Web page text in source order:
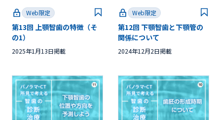
Web限定
第13回 上顎智歯の特徴（そ
の1）
2025年1月13日掲載
Web限定
第12回 下顎智歯と下顎管の
関係について
2024年12月2日掲載